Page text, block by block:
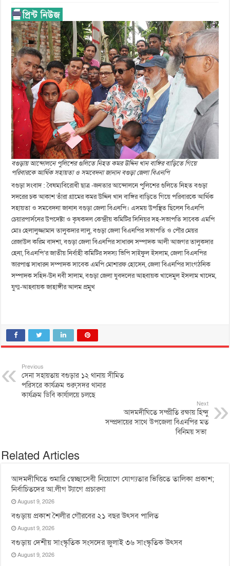
বগুড়ায় আন্দোলনে পুলিশের গুলিতে নিহত কমর উদ্দিন খান বাঙ্গির বাড়িতে গিয়ে
পরিবারকে আর্থিক সহায়তা ও সমবেদনা জানান বগুড়া জেলা বিএনপি
বগুড়া সংবাদ : বৈষম্যবিরোধী ছাত্র -জনতার আন্দোলনে পুলিশের গুলিতে নিহত বগুড়া
সদরের চক আকাশ তাঁরা গ্রামের কমর উদ্দিন খান বাঙ্গির বাড়িতে গিয়ে পরিবারকে আর্থিক
সহায়তা ও সমবেদনা জানান বগুড়া জেলা বিএনপি। এসময় উপস্থিত ছিলেন বিএনপি
চেয়ারপার্সনের উপদেষ্টা ও কৃষকদল কেন্দ্রীয় কমিটির সিনিয়র সহ-সভাপতি সাবেক এমপি
মোঃ হেলালুজ্জামান তালুকদার লালু, বগুড়া জেলা বিএনপির সভাপতি ও পৌর মেয়র
রেজাউল করিম বাদশা, বগুড়া জেলা বিএনপির সাধারন সম্পাদক আলী আজগর তালুকদার
হেনা, বিএনপি’র জাতীয় নির্বাহী কমিটির সদস্য ভিপি সাইফুল ইসলাম, জেলা বিএনপির
ভারপাপ্ত সাধারন সম্পাদক সাবেক এমপি মোশারফ হোসেন, জেলা বিএনপির সাংগঠনিক
সম্পাদক সহিদ-উন নবী সালাম, বগুড়া জেলা যুবদলের আহ্বায়ক খাদেমুল ইসলাম খাদেম,
যুগ্ম-আহ্বায়ক জাহাঙ্গীর আলম প্রমুখ
Previous
সেনা সহায়তায় বগুড়ার ১২ থানায় সীমিত
পরিসরে কার্যক্রম শুরু,সদর থানার
কার্যক্রম ডিবি কার্যালয়ে চলছে
Next
আদমদীঘিতে সম্প্রীতি রক্ষায় হিন্দু
সম্প্রদায়ের সাথে উপজেলা বিএনপির মত
বিনিময় সভা
Related Articles
আদমদীঘিতে শুমারি স্বেচ্ছাসেবী নিয়োগে যোগ্যতার ভিত্তিতে তালিকা প্রকাশ;
নির্বাচিতদের আ.লীগ ট্যাগে প্রচারণা
August 9, 2026
বগুড়ায় প্রকাশ শৈলীর গৌরবের ২১ বছর উৎসব পা‌লিত
August 9, 2026
বগুড়ায় দেশীয় সাংস্কৃতিক সংসদের জুলাই ৩৬ সাংস্কৃতিক উৎসব
August 9, 2026